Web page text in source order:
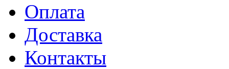
Оплата
Доставка
Контакты